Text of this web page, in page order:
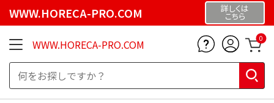
WWW.HORECA-PRO.COM 詳しくは
こちら
WWW.HORECA-PRO.COM 0